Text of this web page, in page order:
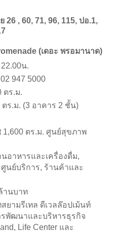
26 , 60, 71, 96, 115, ปอ.1,
(เดอะ พรอมานาด)
น.
947 5000
ตร.ม.
ร.ม. (3 อาคาร 2 ชั้น)
1,600 ตร.ม. ศูนย์สุขภาพ
อาหารและเครื่องดื่ม,
ศูนย์บริการ, ร้านค้าและ
านบาท
ยามรีเทล ดีเวลล๊อปเม้นท์
พัฒนาและบริหารธุรกิจ
Life Center และ